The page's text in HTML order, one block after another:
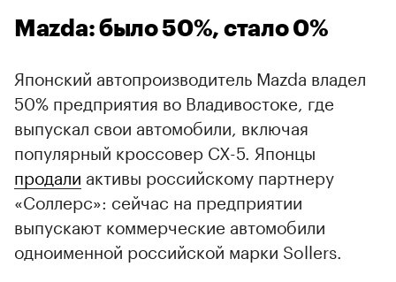
Mazda: было 50%, стало 0%
Японский автопроизводитель Mazda владел
50% предприятия во Владивостоке, где
выпускал свои автомобили, включая
популярный кроссовер CX-5. Японцы
продали активы российскому партнеру
«Соллерс»: сейчас на предприятии
выпускают коммерческие автомобили
одноименной российской марки Sollers.